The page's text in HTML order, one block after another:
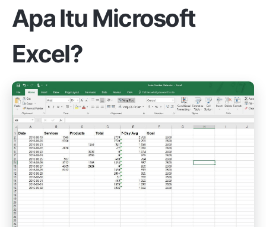
Apa Itu Microsoft
Excel?